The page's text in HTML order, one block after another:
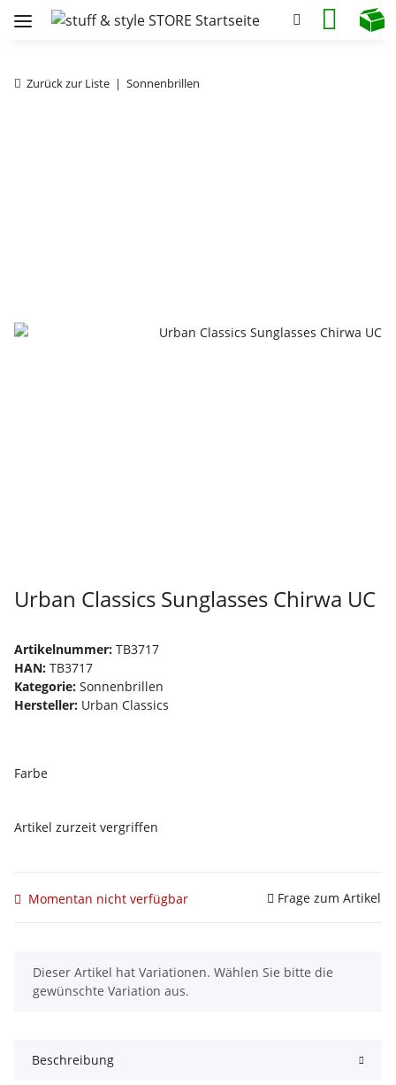
Zurück zur Liste Sonnenbrillen
Urban Classics Sunglasses Chirwa UC
Artikelnummer: TB3717
HAN: TB3717
Kategorie: Sonnenbrillen
Hersteller: Urban Classics
Farbe
Artikel zurzeit vergriffen
Momentan nicht verfügbar Frage zum Artikel
x
Dieser Artikel hat Variationen. Wählen Sie bitte die
gewünschte Variation aus.
Beschreibung